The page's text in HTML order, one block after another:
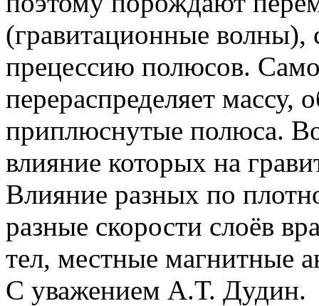
(гравитационные
прецессию полюсов.
перераспределяет массу,
приплюснутые полюса.
влияние которых на
Влияние разных по
разные скорости слоёв
тел, местные магнитные
С уважением А.Т. Дудин.